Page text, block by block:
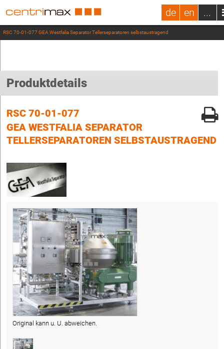
de en ...
RSC 70-01-077 GEA Westfalia Separator Tellerseparatoren selbstaustragend
Produktdetails
RSC 70-01-077
GEA WESTFALIA SEPARATOR
TELLERSEPARATOREN SELBSTAUSTRAGEND
Original kann u. U. abweichen.